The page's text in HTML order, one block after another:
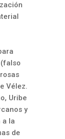
Vélez.
Uribe
y
a la
de